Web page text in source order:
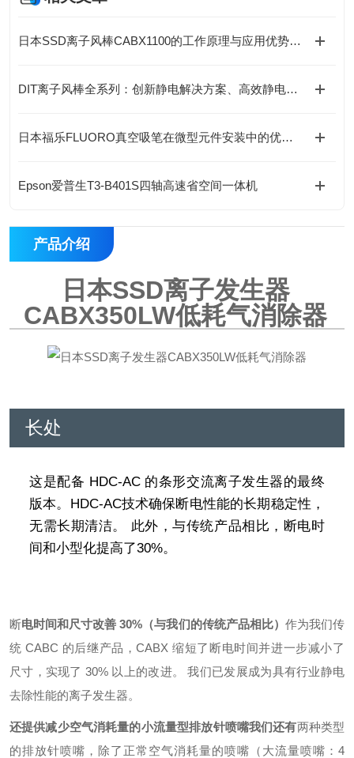
日本SSD离子风棒CABX1100的工作原理与应用优势介绍
DIT离子风棒全系列：创新静电解决方案、高效静电消除新选择
日本福乐FLUORO真空吸笔在微型元件安装中的优势与应用
Epson爱普生T3-B401S四轴高速省空间一体机
产品介绍
日本SSD离子发生器
CABX350LW低耗气消除器
长处
这是配备 HDC-AC 的条形交流离子发生器的最终
版本。 HDC-AC技术确保断电性能的长期稳定性，
无需长期清洁。 此外，与传统产品相比，断电时
间和小型化提高了30%。
断电时间和尺寸改善 30%（与我们的传统产品相比） 作为我们传
统 CABC 的后继产品，CABX 缩短了断电时间并进一步减小了
尺寸，实现了 30% 以上的改进。 我们已发展成为具有行业静电
去除性能的离子发生器。
还提供减少空气消耗量的小流量型排放针喷嘴我们还有两种类型
的排放针喷嘴，除了正常空气消耗量的喷嘴（大流量喷嘴：4